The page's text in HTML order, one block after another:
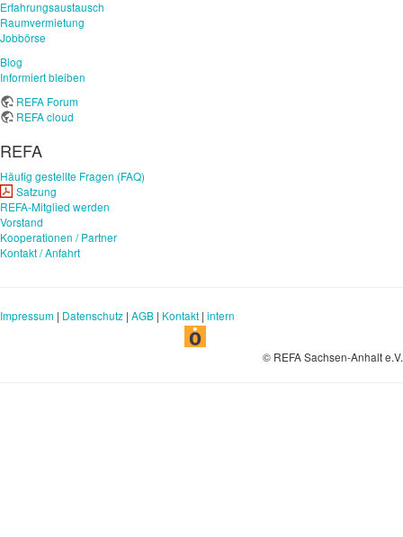
Erfahrungsaustausch
Raumvermietung
Jobbörse
Blog
Informiert bleiben
REFA Forum
REFA cloud
REFA
Häufig gestellte Fragen (FAQ)
Satzung
REFA-Mitglied werden
Vorstand
Kooperationen / Partner
Kontakt / Anfahrt
Impressum | Datenschutz | AGB | Kontakt | intern
© REFA Sachsen-Anhalt e.V.